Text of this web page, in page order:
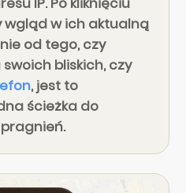
wgląd w ich aktualną
od tego, czy
bliskich, czy
, jest to
ścieżka do